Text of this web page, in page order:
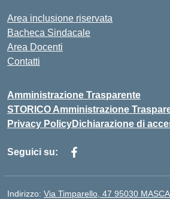
Area inclusione riservata
Bacheca Sindacale
Area Docenti
Contatti
Amministrazione Trasparente
STORICO Amministrazione
Privacy PolicyDichiarazione di
Seguici su:
Indirizzo: Via Timparello, 47 95030